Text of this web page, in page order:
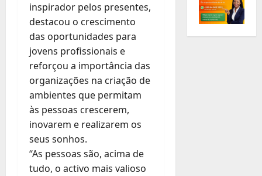
inspirador pelos presentes,
destacou o crescimento
das oportunidades para
jovens profissionais e
reforçou a importância das
organizações na criação de
ambientes que permitam
às pessoas crescerem,
inovarem e realizarem os
seus sonhos.
“As pessoas são, acima de
tudo, o activo mais valioso